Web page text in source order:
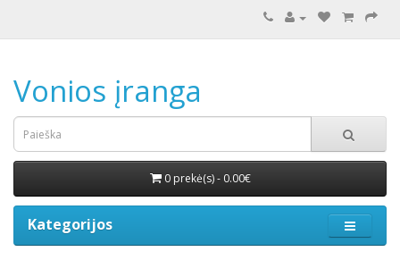
Vonios įranga
0 prekė(s) - 0.00€
Kategorijos